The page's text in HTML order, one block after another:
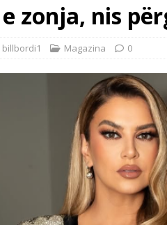
zonja, nis
billbordi1 Magazina 0